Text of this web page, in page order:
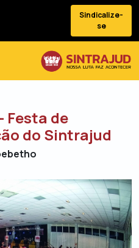
Sindicalize-
se
Festa de
do Sintrajud